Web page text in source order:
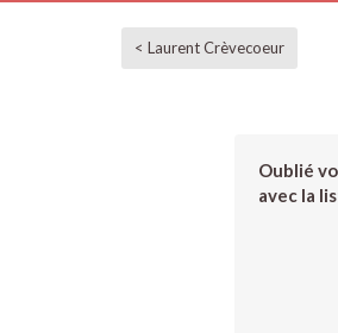
< Laurent Crèvecoeur
Oublié
avec la